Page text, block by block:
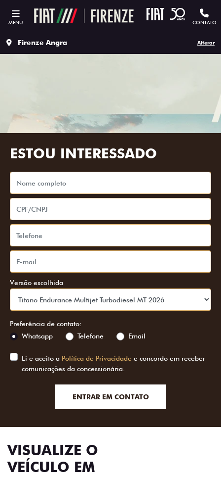
MENU CONTATO
Firenze Angra Alterar
ESTOU INTERESSADO
Versão escolhida
Preferência de contato:
Whatsapp
Telefone Email
Li e aceito a Política de Privacidade e concordo em receber
comunicações da concessionária.
ENTRAR EM CONTATO
VISUALIZE O
VEÍCULO EM